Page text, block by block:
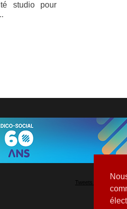
studio pour
Tweets by